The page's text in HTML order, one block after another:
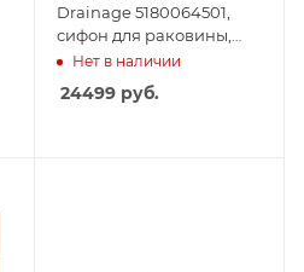
Drainage 5180064501,
сифон для раковины,
донный клапан с
переливом, розовое
золото
Нет в наличии
24499руб.